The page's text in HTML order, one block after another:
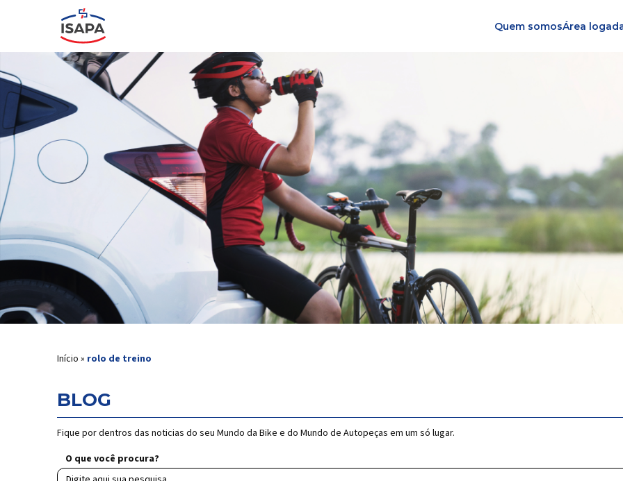
Quem somosÁrea
Início » rolo de treino
BLOG
Fique por dentros das noticias do seu Mundo da Bike e do Mundo de Autopeças em um só lugar.
O que você procura?